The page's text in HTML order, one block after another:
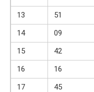
13
51
14
09
15
42
16
16
17
45